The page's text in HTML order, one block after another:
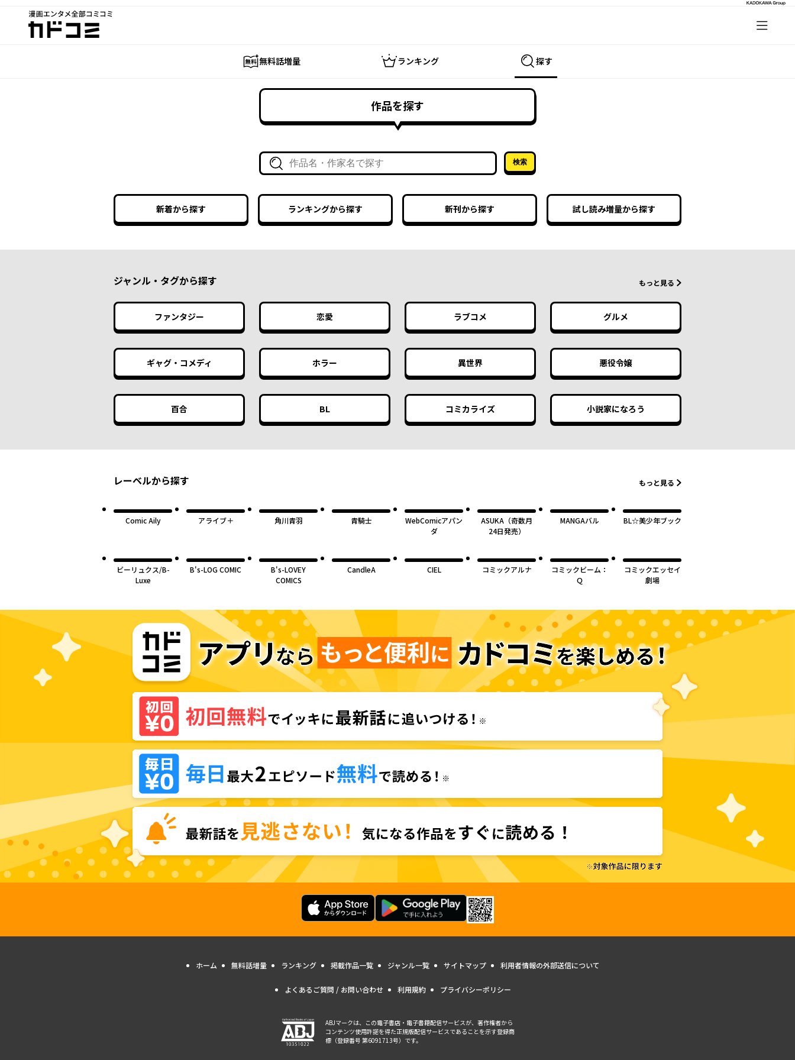
漫画エンタメ全部コミコミ
カドコミ
無料話増量 ランキング 探す
作品を探す
作品名・作家名で探す
検索
新着から探す ランキングから探す 新刊から探す 試し読み増量から探す
ジャンル・タグから探す もっと見る
ファンタジー 恋愛 ラブコメ グルメ
ギャグ・コメディ ホラー 異世界 悪役令嬢
百合 BL コミカライズ 小説家になろう
レーベルから探す もっと見る
Comic Aily アライブ＋ 角川青羽 青騎士
WebComicアパン
ダ
ASUKA（奇数月
24日発売）
MANGAバル BL☆美少年ブック
ビーリュクス/B-
Luxe
B's-LOG COMIC
B's-LOVEY
COMICS
CandleA CIEL コミックアルナ
コミックビーム：
Ｑ
コミックエッセイ
劇場
ホーム 無料話増量 ランキング 掲載作品一覧 ジャンル一覧 サイトマップ 利用者情報の外部送信について
よくあるご質問 / お問い合わせ 利用規約 プライバシーポリシー
ABJマークは、この電子書店・電子書籍配信サービスが、著作権者から
コンテンツ使用許諾を得た正規版配信サービスであることを示す登録商
標（登録番号 第6091713号）です。